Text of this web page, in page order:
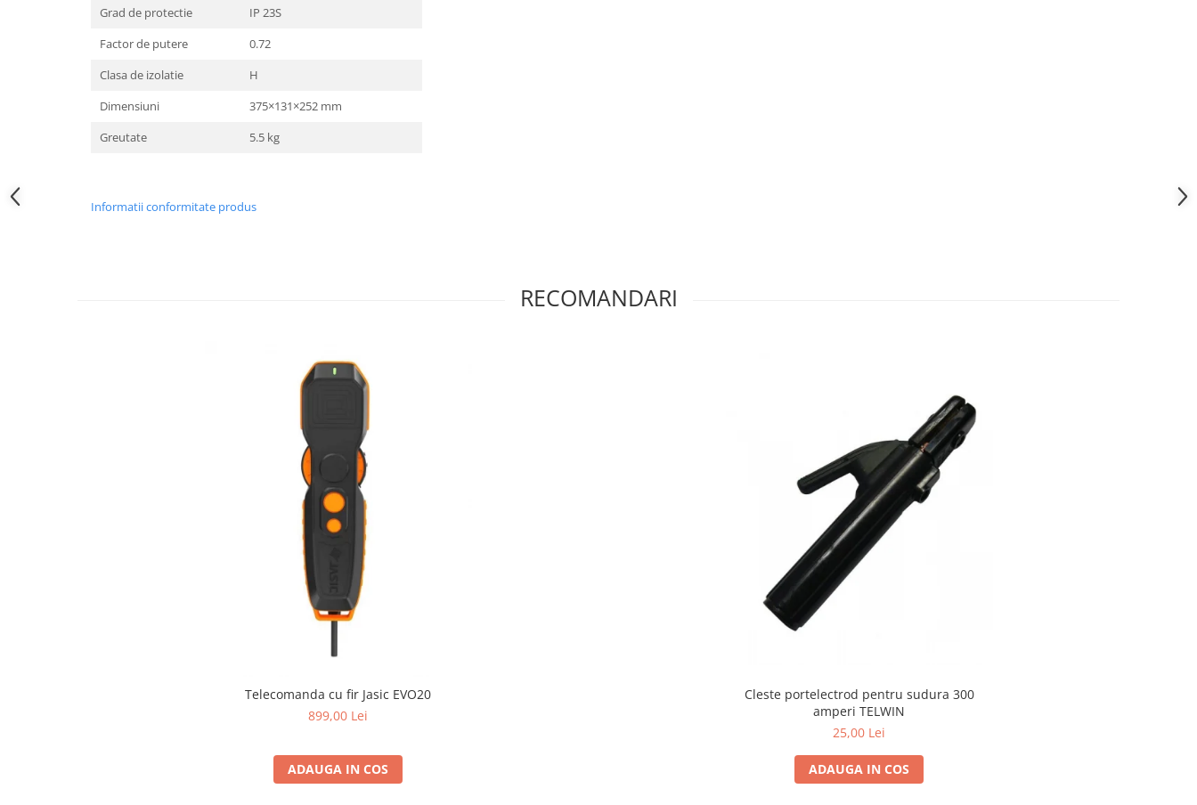
Motoferastraie
Suflante frunze
Atomizoare si pulverizatoare
Tocatoare resturi vegetale
Maturi rotative
Grad de protectie
IP 23S
Factor de putere
0.72
Clasa de izolatie
H
Dimensiuni
375×131×252 mm
Greutate
5.5 kg
Informatii conformitate produs
RECOMANDARI
Telecomanda cu fir Jasic EVO20
899,00 Lei
ADAUGA IN COS
Cleste portelectrod pentru sudura 300
amperi TELWIN
25,00 Lei
ADAUGA IN COS